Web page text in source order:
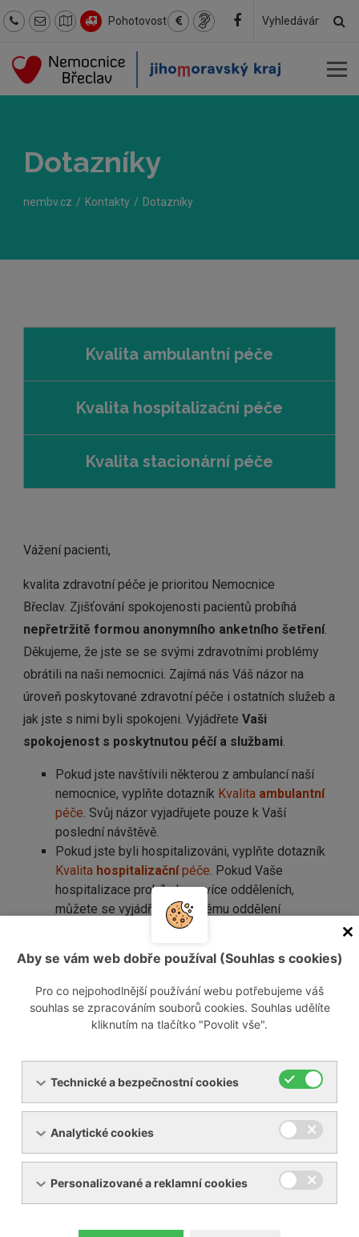
Pohotovost
Hledaný
Dotazníky
nembv.cz Kontakty Dotazníky
Kvalita ambulantní péče
Kvalita hospitalizační péče
Kvalita stacionární péče
Vážení pacienti,
kvalita zdravotní péče je prioritou Nemocnice
Břeclav. Zjišťování spokojenosti pacientů probíhá
nepřetržitě formou anonymního anketního šetření.
Děkujeme, že jste se se svými zdravotními problémy
obrátili na naši nemocnici. Zajímá nás Váš názor na
úroveň poskytované zdravotní péče i ostatních služeb a
jak jste s nimi byli spokojeni. Vyjádřete Vaši
spokojenost s poskytnutou péčí a službami.
Pokud jste navštívili některou z ambulancí naší
nemocnice, vyplňte dotazník Kvalita ambulantní
péče. Svůj názor vyjadřujete pouze k Vaší
poslední návštěvě.
Pokud jste byli hospitalizováni, vyplňte dotazník
Kvalita hospitalizačnípéče. Pokud Vaše
hospitalizace probíhala na více odděleních,
můžete se vyjádřit ke každému oddělení
dotazníkKvalitastacionárnípéče.
Informace, které od Vás získáme, nám pomohou zlepšit
péči o naše pacienty.
Vedení nemocnice
Aby se vám web dobře používal (Souhlas s cookies)
Pro co nejpohodlnější používání webu potřebujeme váš
souhlas se zpracováním souborů cookies. Souhlas udělíte
kliknutím na tlačítko "Povolit vše".
Technické a bezpečnostní cookies
Analytické cookies
Personalizované a reklamní cookies